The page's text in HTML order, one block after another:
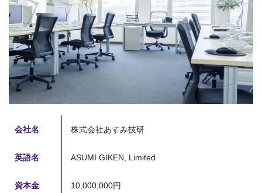
会社名 株式会社あすみ技研
英語名 ASUMI GIKEN, Limited
資本金 10,000,000円